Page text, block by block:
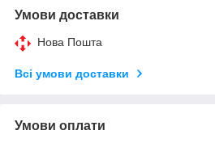
Умови доставки
Нова Пошта
Всі умови доставки
Умови оплати